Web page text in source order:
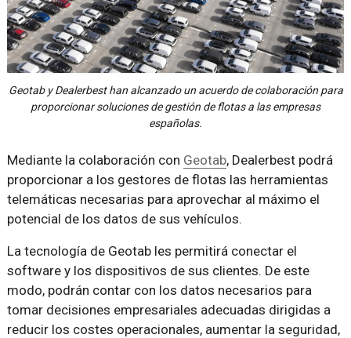
Geotab y Dealerbest han alcanzado un acuerdo de colaboración para
proporcionar soluciones de gestión de flotas a las empresas
españolas.
Mediante la colaboración con Geotab, Dealerbest podrá
proporcionar a los gestores de flotas las herramientas
telemáticas necesarias para aprovechar al máximo el
potencial de los datos de sus vehículos.
La tecnología de Geotab les permitirá conectar el
software y los dispositivos de sus clientes. De este
modo, podrán contar con los datos necesarios para
tomar decisiones empresariales adecuadas dirigidas a
reducir los costes operacionales, aumentar la seguridad,